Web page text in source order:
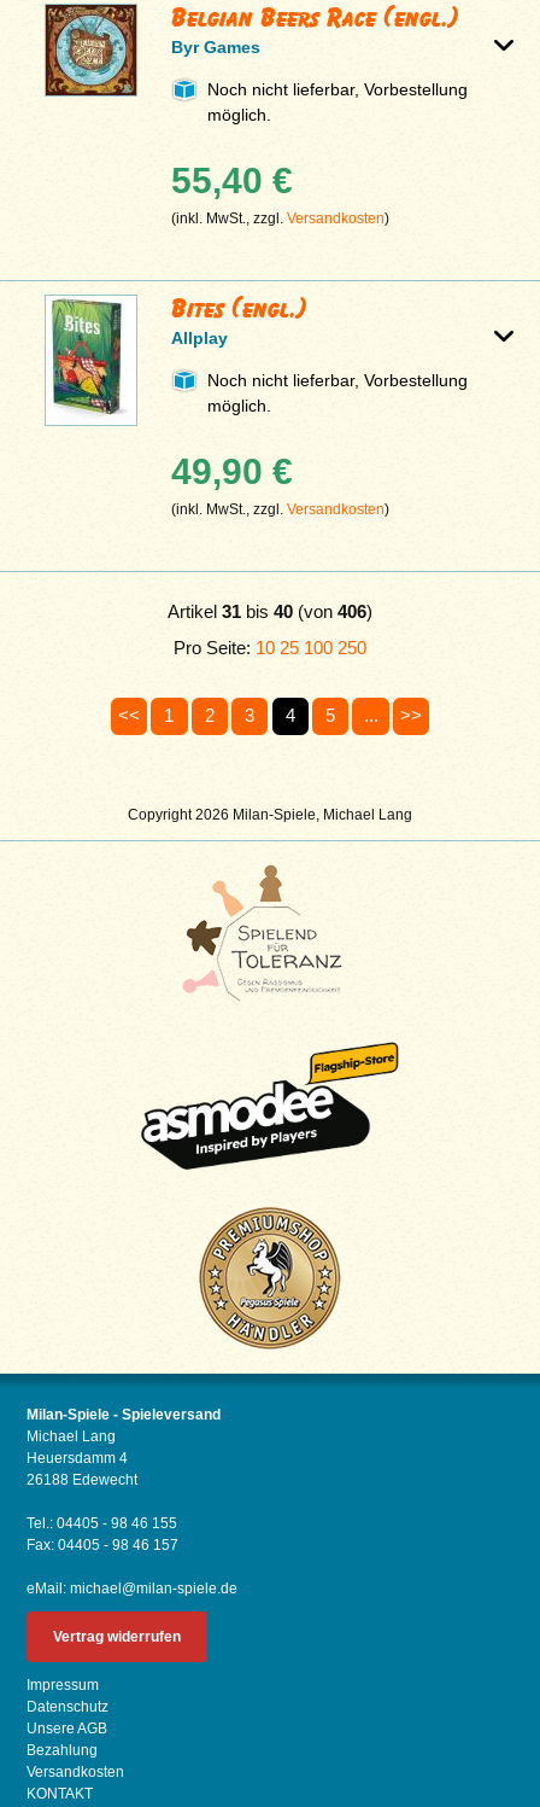
Copyright 2026 Milan-Spiele, Michael Lang
Belgian Beers Race (engl.)
Byr Games
Noch nicht lieferbar, Vorbestellung
möglich.
55,40 €
(inkl. MwSt., zzgl.Versandkosten)
Bites (engl.)
Allplay
Noch nicht lieferbar, Vorbestellung
möglich.
49,90 €
(inkl. MwSt., zzgl.Versandkosten)
Artikel 31 bis 40 (von 406)
Pro Seite: 10 25 100 250
<< 1 2 3 4 5 ... >>
Milan-Spiele - Spieleversand
Michael Lang
Heuersdamm 4
26188 Edewecht
Tel.: 04405 - 98 46 155
Fax: 04405 - 98 46 157
eMail:michael@milan-spiele.de
Vertrag widerrufen
Impressum
Datenschutz
Unsere AGB
Bezahlung
Versandkosten
KONTAKT